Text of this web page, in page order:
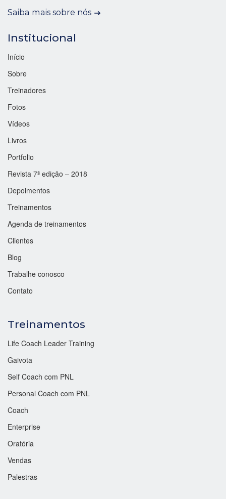
Saiba mais sobre nós
Institucional
Início
Sobre
Treinadores
Fotos
Vídeos
Livros
Portfolio
Revista 7ª edição – 2018
Depoimentos
Treinamentos
Agenda de treinamentos
Clientes
Blog
Trabalhe conosco
Contato
Treinamentos
Life Coach Leader Training
Gaivota
Self Coach com PNL
Personal Coach com PNL
Coach
Enterprise
Oratória
Vendas
Palestras